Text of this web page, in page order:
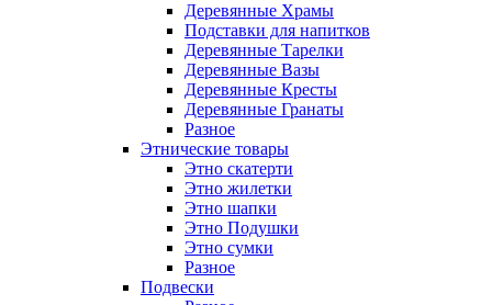
Деревянные Храмы
Подставки для напитков
Деревянные Тарелки
Деревянные Вазы
Деревянные Кресты
Деревянные Гранаты
Разное
Этнические товары
Этно скатерти
Этно жилетки
Этно шапки
Этно Подушки
Этно сумки
Разное
Подвески